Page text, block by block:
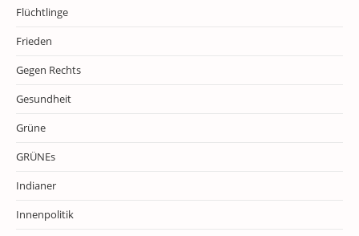
Flüchtlinge
Frieden
Gegen Rechts
Gesundheit
Grüne
GRÜNEs
Indianer
Innenpolitik